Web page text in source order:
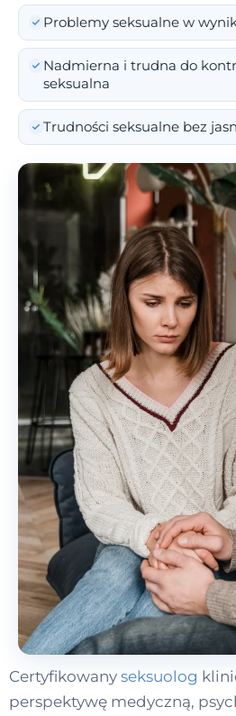
Problemy seksualne w
Nadmierna i trudna do
seksualna
Trudności seksualne bez
Certyfikowany seksuolog
perspektywę medyczną,